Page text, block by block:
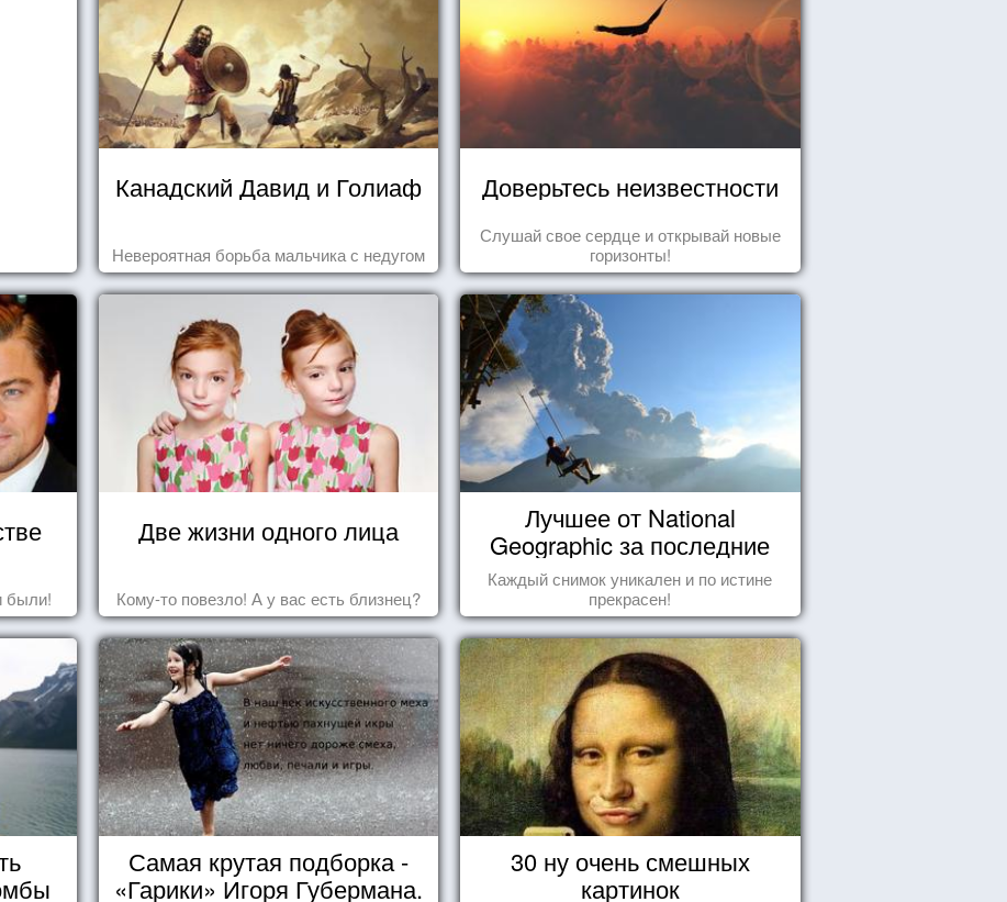
Канадский Давид и Голиаф
Невероятная борьба мальчика с недугом
Доверьтесь неизвестности
Слушай свое сердце и открывай новые
горизонты!
были!
Две жизни одного лица
Кому-то повезло! А у вас есть близнец?
Лучшее от National
Geographic за последние
пару лет
Каждый снимок уникален и по истине
прекрасен!
Самая крутая подборка -
«Гарики» Игоря Губермана.
30 ну очень смешных
картинок